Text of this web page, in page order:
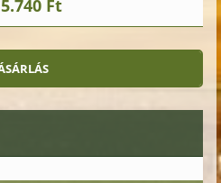
5.740 Ft